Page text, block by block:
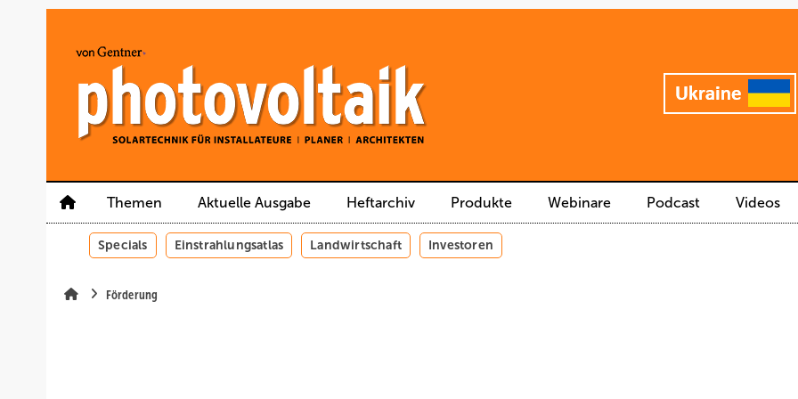
Themen Aktuelle Ausgabe Heftarchiv Produkte Webinare Podcast Videos
Specials Einstrahlungsatlas Landwirtschaft Investoren
Förderung